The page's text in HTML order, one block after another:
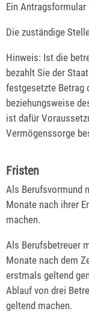
Ein
Die zuständige
Hinweis: Ist die
bezahlt Sie der
festgesetzte Betrag
beziehungsweise
ist dafür
Vermögenssorge
Fristen
Als Berufsvormund
Monate nach ihrer
machen.
Als Berufsbetreuer
Monate nach dem
erstmals geltend
Ablauf von drei
geltend machen.